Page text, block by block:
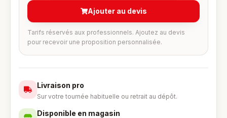
Ajouter au devis
Tarifs réservés aux professionnels. Ajoutez au devis
pour recevoir une proposition personnalisée.
Livraison pro
Sur votre tournée habituelle ou retrait au dépôt.
Disponible en magasin